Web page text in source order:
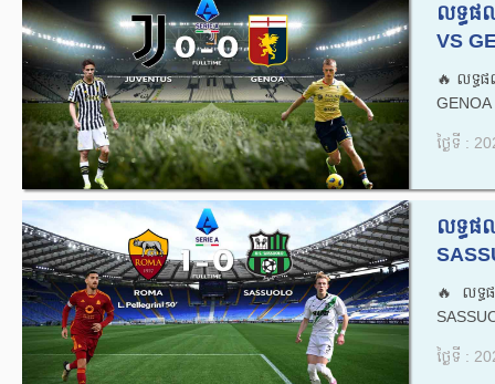
លទ្ធផ
VS
🔥លទ្ធ
GENOA
ថ្ងៃទី :
លទ្ធផ
🔥លទ្ធ
ថ្ងៃទី :